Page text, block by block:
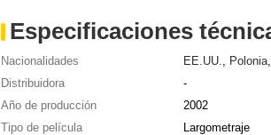
Especificaciones
Nacionalidades EE.UU. Polonia,
Distribuidora
-
Año de producción
2002
Tipo de película
Largometraje